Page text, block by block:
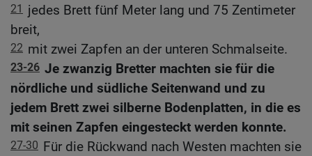
21
jedes Brett fünf Meter lang und 75 Zentimeter
breit,
22 mit zwei Zapfen an der unteren Schmalseite.
23-26 Je zwanzig Bretter machten sie für die
nördliche und südliche Seitenwand und zu
jedem Brett zwei silberne Bodenplatten, in die es
mit seinen Zapfen eingesteckt werden konnte.
27-30 Für die Rückwand nach Westen machten sie